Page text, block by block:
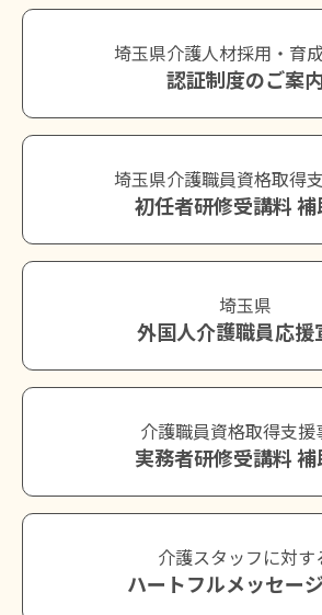
埼玉県介護人材採用・育
認証制度のご案
埼玉県介護職員資格取得
初任者研修受講料
埼玉県
外国人介護職員応援
介護職員資格取得支援
実務者研修受講料
介護スタッフに対す
ハートフルメッセー